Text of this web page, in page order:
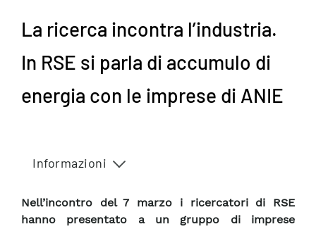
La ricerca incontra l’industria.
In RSE si parla di accumulo di
energia con le imprese di ANIE
Informazioni
Nell’incontro del 7 marzo i ricercatori di RSE
hanno presentato a un gruppo di imprese